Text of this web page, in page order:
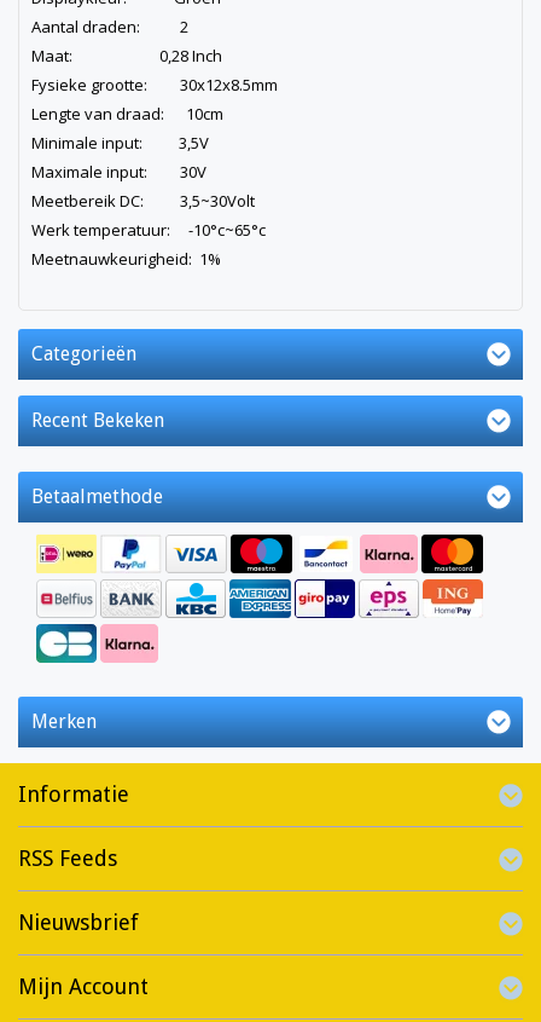
Aantal draden: 2
Maat: 0,28 Inch
Fysieke grootte: 30x12x8.5mm
Lengte van draad: 10cm
Minimale input: 3,5V
Maximale input: 30V
Meetbereik DC: 3,5~30Volt
Werk temperatuur: -10°c~65°c
Meetnauwkeurigheid: 1%
Categorieën
Recent Bekeken
Betaalmethode
Merken
Informatie
RSS Feeds
Nieuwsbrief
Mijn Account